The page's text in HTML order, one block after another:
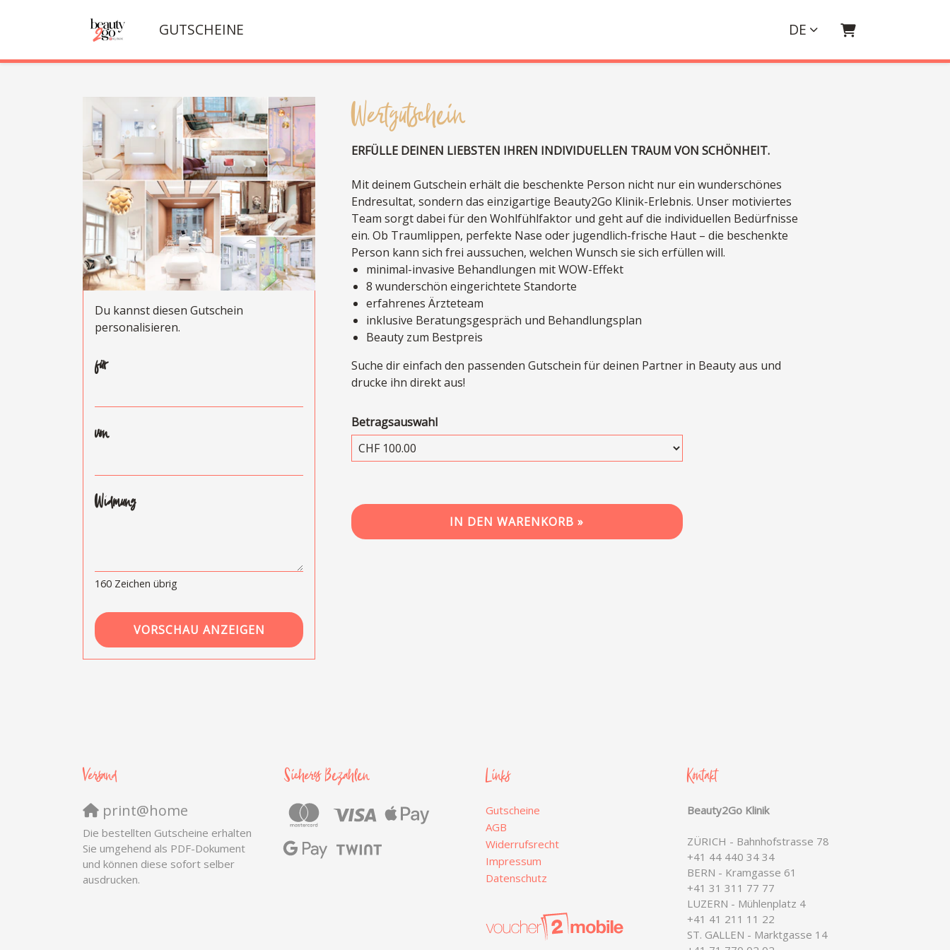
GUTSCHEINE DE WARENKORB
Du kannst diesen Gutschein
personalisieren.
für
von
Widmung
160 Zeichen übrig
VORSCHAU ANZEIGEN
Wertgutschein
ERFÜLLE DEINEN LIEBSTEN IHREN INDIVIDUELLEN TRAUM VON SCHÖNHEIT.
Mit deinem Gutschein erhält die beschenkte Person nicht nur ein wunderschönes
Endresultat, sondern das einzigartige Beauty2Go Klinik-Erlebnis. Unser motiviertes
Team sorgt dabei für den Wohlfühlfaktor und geht auf die individuellen Bedürfnisse
ein. Ob Traumlippen, perfekte Nase oder jugendlich-frische Haut – die beschenkte
Person kann sich frei aussuchen, welchen Wunsch sie sich erfüllen will.
minimal-invasive Behandlungen mit WOW-Effekt
8 wunderschön eingerichtete Standorte
erfahrenes Ärzteteam
inklusive Beratungsgespräch und Behandlungsplan
Beauty zum Bestpreis
Suche dir einfach den passenden Gutschein für deinen Partner in Beauty aus und
drucke ihn direkt aus!
Betragsauswahl
IN DEN WARENKORB »
Versand
print@home
Die bestellten Gutscheine erhalten
Sie umgehend als PDF-Dokument
und können diese sofort selber
ausdrucken.
Sicheres Bezahlen Links
Gutscheine
AGB
Widerrufsrecht
Impressum
Datenschutz
Kontakt
Beauty2Go Klinik
ZÜRICH - Bahnhofstrasse 78
+41 44 440 34 34
BERN - Kramgasse 61
+41 31 311 77 77
LUZERN - Mühlenplatz 4
+41 41 211 11 22
ST. GALLEN - Marktgasse 14